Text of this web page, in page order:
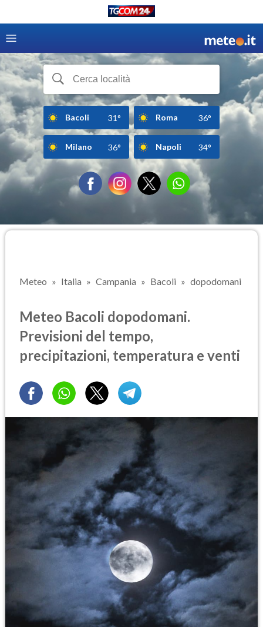
Bacoli 31° Roma 36°
Milano 36° Napoli 34°
Meteo Italia Campania Bacoli dopodomani
Meteo Bacoli dopodomani.
Previsioni del tempo,
precipitazioni, temperatura e venti